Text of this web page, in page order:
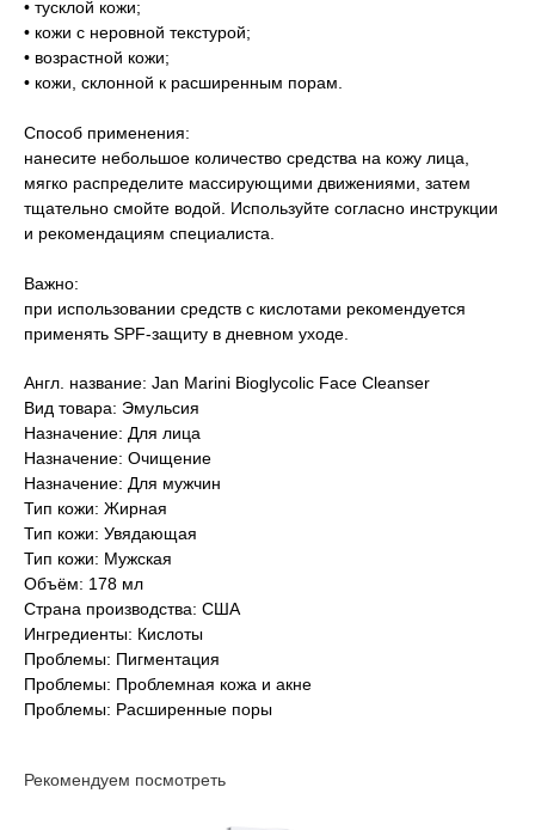
• тусклой кожи;
• кожи с неровной текстурой;
• возрастной кожи;
• кожи, склонной к расширенным порам.
Способ применения:
нанесите небольшое количество средства на кожу лица,
мягко распределите массирующими движениями, затем
тщательно смойте водой. Используйте согласно инструкции
и рекомендациям специалиста.
Важно:
при использовании средств с кислотами рекомендуется
применять SPF-защиту в дневном уходе.
Англ. название: Jan Marini Bioglycolic Face Cleanser
Вид товара: Эмульсия
Назначение: Для лица
Назначение: Очищение
Назначение: Для мужчин
Тип кожи: Жирная
Тип кожи: Увядающая
Тип кожи: Мужская
Объём: 178 мл
Страна производства: CША
Ингредиенты: Кислоты
Проблемы: Пигментация
Проблемы: Проблемная кожа и акне
Проблемы: Расширенные поры
Рекомендуем посмотреть